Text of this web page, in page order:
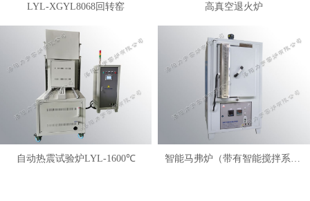
LYL-XGYL8068回转窑 高真空退火炉
自动热震试验炉LYL-1600℃